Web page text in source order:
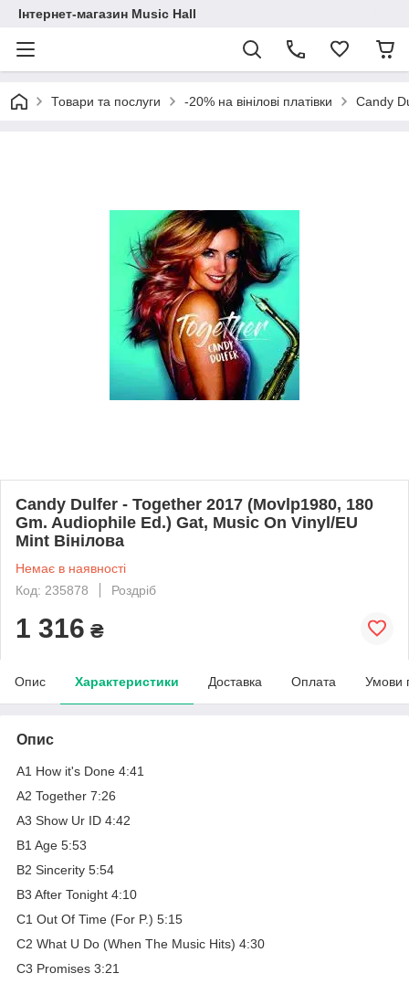
Інтернет-магазин Music Hall
Товари та послуги -20% на вінілові платівки Candy
Candy Dulfer - Together 2017 (Movlp1980, 180
Gm. Audiophile Ed.) Gat, Music On Vinyl/EU
Mint Вінілова
Немає в наявності
Код: 235878
Роздріб
1 316 ₴
Опис Характеристики Доставка Оплата Умови
Опис
A1 How it's Done 4:41
A2 Together 7:26
A3 Show Ur ID 4:42
B1 Age 5:53
B2 Sincerity 5:54
B3 After Tonight 4:10
C1 Out Of Time (For P.) 5:15
C2 What U Do (When The Music Hits) 4:30
C3 Promises 3:21